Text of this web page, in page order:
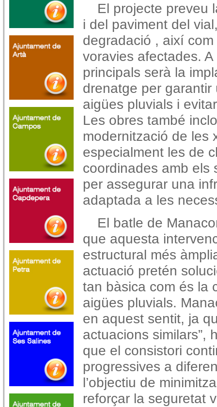
El projecte preveu
i del paviment del
degradació , així
voravies afectades.
principals serà la
drenatge per
aigües pluvials i
Les obres també
modernització de les
especialment les de
coordinades amb els
per assegurar una
adaptada a les
El batle de
que aquesta
estructural més
actuació pretén
tan bàsica com és la
aigües pluvials.
en aquest sentit, ja
actuacions similars”,
que el consistori
progressives a
l’objectiu de
reforçar la seguretat